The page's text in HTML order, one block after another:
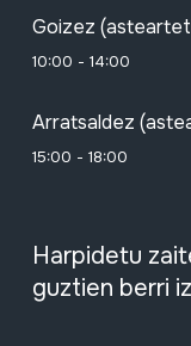
Goizez
10:00 - 14:00
Arratsaldez
15:00 - 18:00
Harpidetu
guztien berri